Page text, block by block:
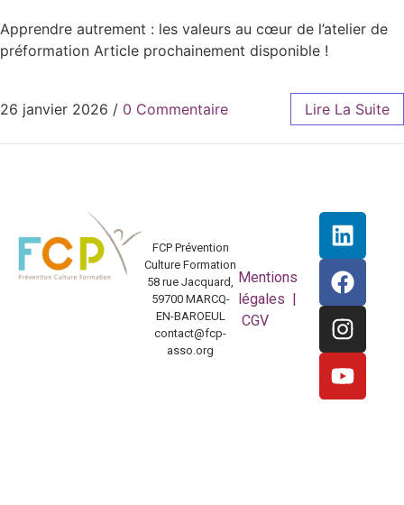
Apprendre autrement : les valeurs au cœur de l’atelier de
préformation Article prochainement disponible !
26 janvier 2026 / 0 Commentaire Lire La Suite
FCP Prévention
Culture Formation
58 rue Jacquard,
59700 MARCQ-
EN-BAROEUL
contact@fcp-
asso.org
Mentions
légales |
CGV